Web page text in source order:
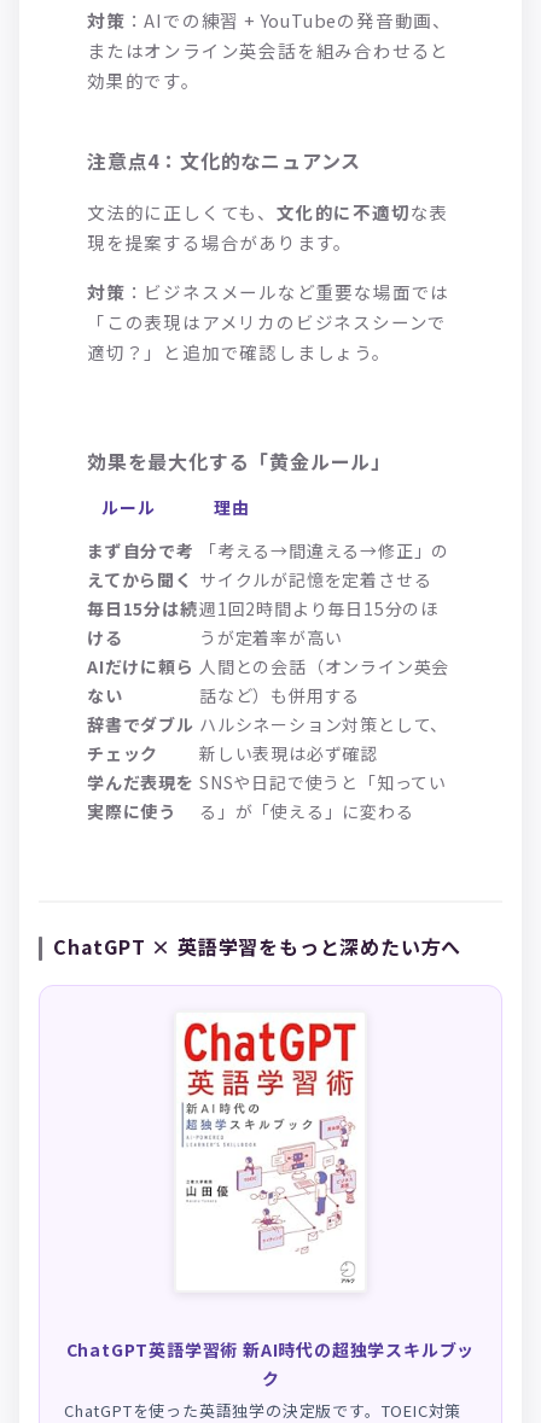
対策 ：AIでの練習 + YouTubeの発音動画、
またはオンライン英会話を組み合わせると
効果的です。
注意点4：文化的なニュアンス
文法的に正しくても、 文化的に不適切な表
現を提案する場合があります。
対策 ：ビジネスメールなど重要な場面では
「この表現はアメリカのビジネスシーンで
適切？」と追加で確認しましょう。
効果を最大化する「黄金ルール」
ルール
理由
まず自分で考
えてから聞く
「考える→間違える→修正」の
サイクルが記憶を定着させる
毎日15分は続
ける
週1回2時間より毎日15分のほ
うが定着率が高い
AIだけに頼ら
ない
人間との会話（オンライン英会
話など）も併用する
辞書でダブル
チェック
ハルシネーション対策として、
新しい表現は必ず確認
学んだ表現を
実際に使う
SNSや日記で使うと「知ってい
る」が「使える」に変わる
ChatGPT × 英語学習をもっと深めたい方へ
ChatGPT英語学習術 新AI時代の超独学スキルブッ
ク
ChatGPTを使った英語独学の決定版です。TOEIC対策